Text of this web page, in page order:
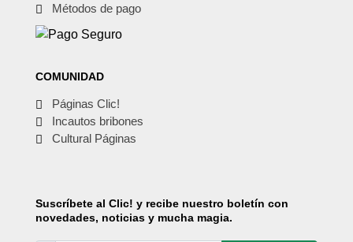
Métodos de pago
COMUNIDAD
Páginas Clic!
Incautos bribones
Cultural Páginas
Suscríbete al Clic! y recibe nuestro boletín con
novedades, noticias y mucha magia.